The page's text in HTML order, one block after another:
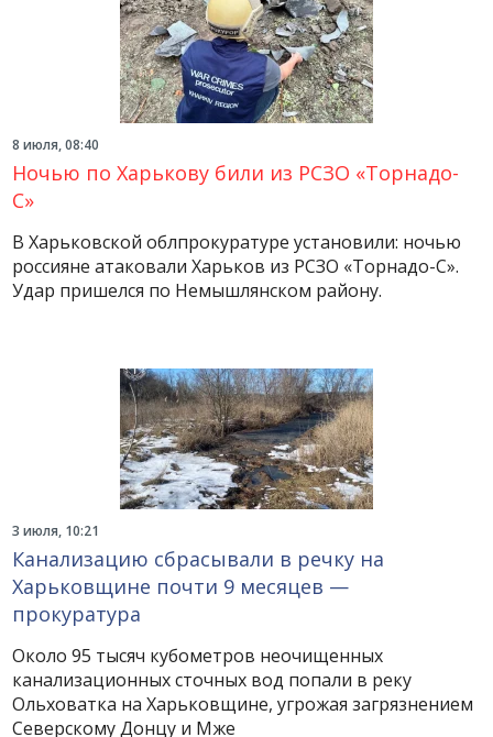
8 июля, 08:40
Ночью по Харькову били из РСЗО «Торнадо-
С»
В Харьковской облпрокуратуре установили: ночью
россияне атаковали Харьков из РСЗО «Торнадо-С».
Удар пришелся по Немышлянском району.
3 июля, 10:21
Канализацию сбрасывали в речку на
Харьковщине почти 9 месяцев —
прокуратура
Около 95 тысяч кубометров неочищенных
канализационных сточных вод попали в реку
Ольховатка на Харьковщине, угрожая загрязнением
Северскому Донцу и Мже